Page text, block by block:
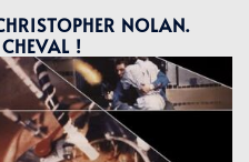
NOLAN.
!